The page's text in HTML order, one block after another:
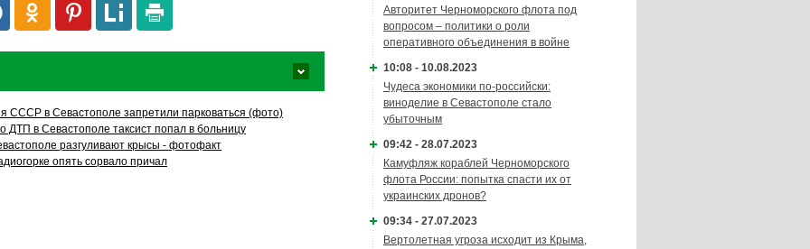
СССР в Севастополе запретили парковаться (фото)
ДТП в Севастополе таксист попал в больницу
разгуливают крысы - фотофакт
опять сорвало причал
Авторитет Черноморского флота под
вопросом – политики о роли
оперативного объединения в войне
10:08 - 10.08.2023
Чудеса экономики по-российски:
виноделие в Севастополе стало
убыточным
09:42 - 28.07.2023
Камуфляж кораблей Черноморского
флота России: попытка спасти их от
украинских дронов?
09:34 - 27.07.2023
Вертолетная угроза исходит из Крыма,